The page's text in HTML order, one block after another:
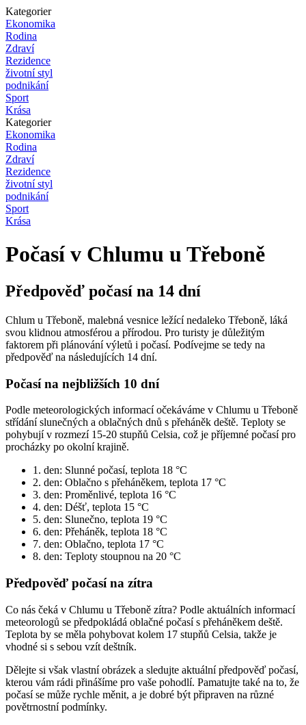
Kategorier
Ekonomika
Rodina
Zdraví
Rezidence
životní styl
podnikání
Sport
Krása
Kategorier
Ekonomika
Rodina
Zdraví
Rezidence
životní styl
podnikání
Sport
Krása
Počasí v Chlumu u Třeboně
Předpověď počasí na 14 dní
Chlum u Třeboně, malebná vesnice ležící nedaleko Třeboně, láká
svou klidnou atmosférou a přírodou. Pro turisty je důležitým
faktorem při plánování výletů i počasí. Podívejme se tedy na
předpověď na následujících 14 dní.
Počasí na nejbližších 10 dní
Podle meteorologických informací očekáváme v Chlumu u Třeboně
střídání slunečných a oblačných dnů s přeháněk deště. Teploty se
pohybují v rozmezí 15-20 stupňů Celsia, což je příjemné počasí pro
procházky po okolní krajině.
1. den: Slunné počasí, teplota 18 °C
2. den: Oblačno s přeháněkem, teplota 17 °C
3. den: Proměnlivé, teplota 16 °C
4. den: Déšť, teplota 15 °C
5. den: Slunečno, teplota 19 °C
6. den: Přeháněk, teplota 18 °C
7. den: Oblačno, teplota 17 °C
8. den: Teploty stoupnou na 20 °C
Předpověď počasí na zítra
Co nás čeká v Chlumu u Třeboně zítra? Podle aktuálních informací
meteorologů se předpokládá oblačné počasí s přeháněkem deště.
Teplota by se měla pohybovat kolem 17 stupňů Celsia, takže je
vhodné si s sebou vzít deštník.
Dělejte si však vlastní obrázek a sledujte aktuální předpověď počasí,
kterou vám rádi přinášíme pro vaše pohodlí. Pamatujte také na to, že
počasí se může rychle měnit, a je dobré být připraven na různé
povětrnostní podmínky.